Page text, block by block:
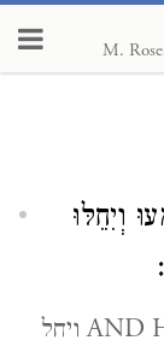
וְיִחֵלּוּ
ויחל AND HE STAYED — The word